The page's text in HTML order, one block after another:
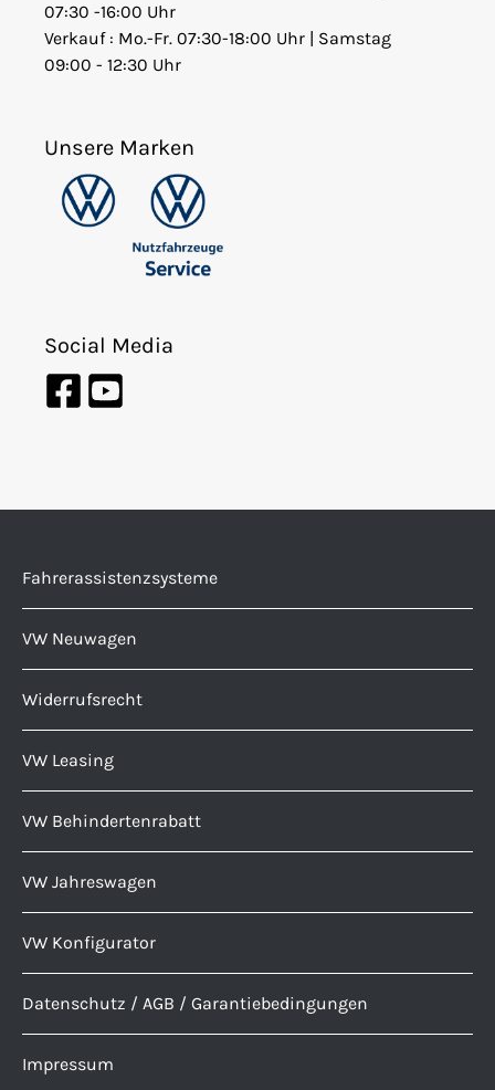
07:30 -16:00 Uhr
Verkauf : Mo.-Fr. 07:30-18:00 Uhr | Samstag
09:00 - 12:30 Uhr
Unsere Marken
Social Media
Fahrerassistenzsysteme
VW Neuwagen
Widerrufsrecht
VW Leasing
VW Behindertenrabatt
VW Jahreswagen
VW Konfigurator
Datenschutz / AGB / Garantiebedingungen
Impressum